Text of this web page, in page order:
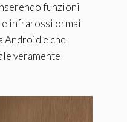
funzioni
infrarossi ormai
Android e che
veramente